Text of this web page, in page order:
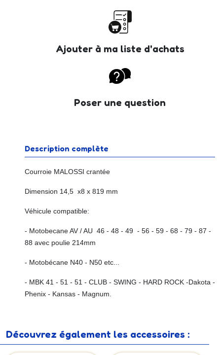
Ajouter à ma liste d'achats
Poser une question
Description complète
Courroie MALOSSI crantée
Dimension 14,5 x8 x 819 mm
Véhicule compatible:
- Motobecane AV / AU 46 - 48 - 49 - 56 - 59 - 68 - 79 - 87 -
88 avec poulie 214mm
- Motobécane N40 - N50 etc...
- MBK 41 - 51 - 51 - CLUB - SWING - HARD ROCK -Dakota -
Phenix - Kansas - Magnum.
Découvrez également les accessoires :